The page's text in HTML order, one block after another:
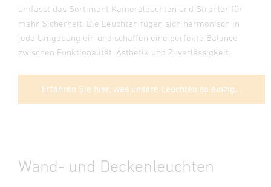
umfasst das Sortiment Kameraleuchten und Strahler für
mehr Sicherheit. Die Leuchten fügen sich harmonisch in
jede Umgebung ein und schaffen eine perfekte Balance
zwischen Funktionalität, Ästhetik und Zuverlässigkeit.
Erfahren Sie hier, was unsere Leuchten so einzigartig macht
Wand- und Deckenleuchten